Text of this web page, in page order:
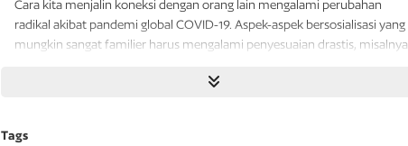
Cara kita menjalin koneksi dengan orang lain mengalami perubahan
radikal akibat pandemi global COVID-19. Aspek-aspek bersosialisasi yang
mungkin sangat familier harus mengalami penyesuaian drastis, misalnya
Nyatanya, kita tetap mendambakan hubungan yang nyata, interaksi yang
Tags